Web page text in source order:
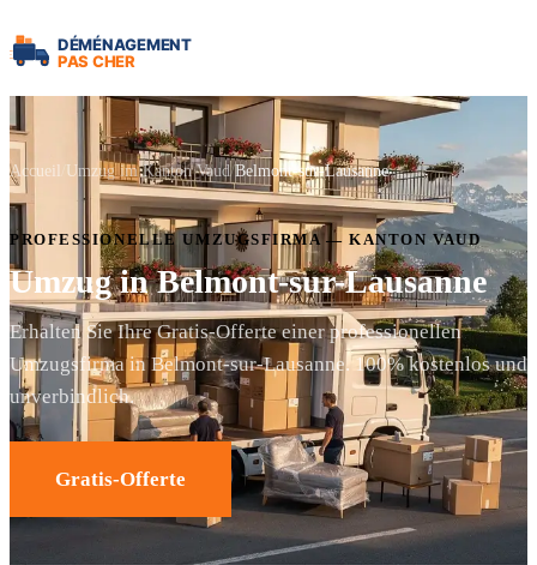
Accueil Umzug im Kanton Vaud Belmont-sur-Lausanne
PROFESSIONELLE UMZUGSFIRMA — KANTON VAUD
Umzug in Belmont-sur-Lausanne
Erhalten Sie Ihre Gratis-Offerte einer professionellen
Umzugsfirma in Belmont-sur-Lausanne. 100% kostenlos und
unverbindlich.
Gratis-Offerte